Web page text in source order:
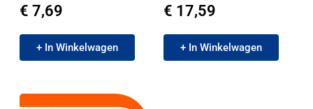
Gewaardeerd
0
€ 7,69
+ In Winkelwagen
Gewaardeerd
0
€ 17,59
+ In Winkelwagen